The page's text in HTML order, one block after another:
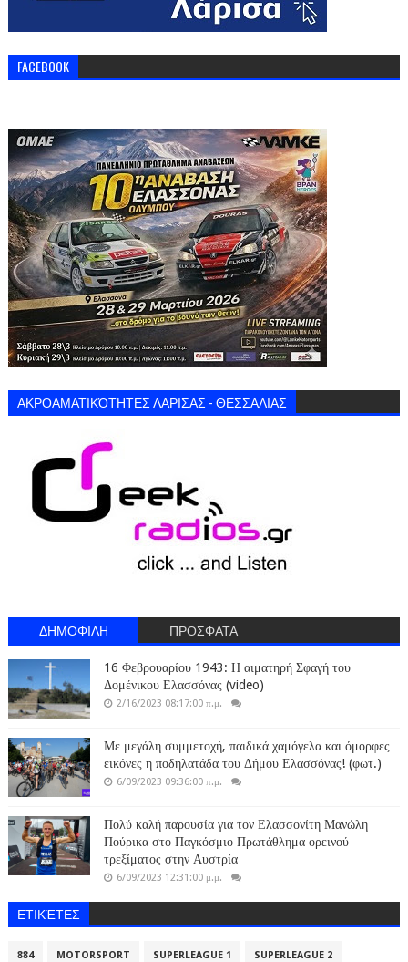
FACEBOOK
ΑΚΡΟΑΜΑΤΙΚΌΤΗΤΕΣ ΛΑΡΙΣΑΣ - ΘΕΣΣΑΛΙΑΣ
ΔΗΜΟΦΙΛΗ ΠΡΟΣΦΑΤΑ
16 Φεβρουαρίου 1943: Η αιματηρή Σφαγή του
Δομένικου Ελασσόνας (video)
2/16/2023 08:17:00 π.μ.
Με μεγάλη συμμετοχή, παιδικά χαμόγελα και όμορφες
εικόνες η ποδηλατάδα του Δήμου Ελασσόνας! (φωτ.)
6/09/2023 09:36:00 π.μ.
Πολύ καλή παρουσία για τον Ελασσονίτη Μανώλη
Πούρικα στο Παγκόσμιο Πρωτάθλημα ορεινού
τρεξίματος στην Αυστρία
6/09/2023 12:31:00 μ.μ.
ΕΤΙΚΈΤΕΣ
884 MOTORSPORT SUPERLEAGUE 1 SUPERLEAGUE 2